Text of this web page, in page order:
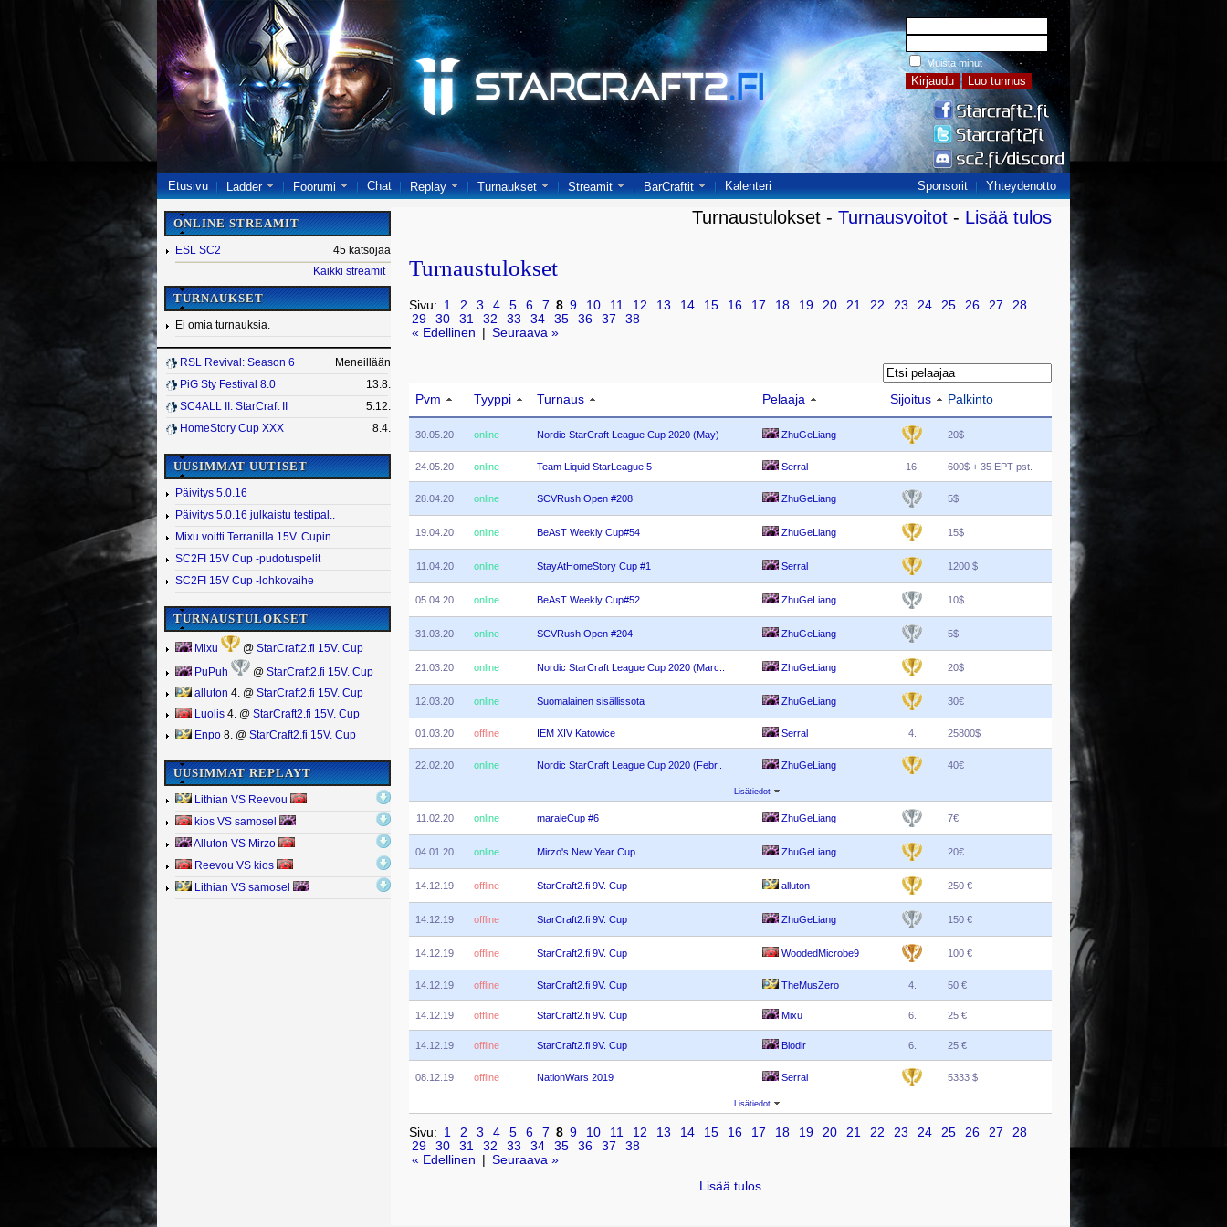
Muista minut
Etusivu Ladder Foorumi Chat Replay Turnaukset Streamit BarCraftit Kalenteri Sponsorit Yhteydenotto
ONLINE STREAMIT
ESL SC2
45 katsojaa
Kaikki streamit
TURNAUKSET
Ei omia turnauksia.
RSL Revival: Season 6
Meneillään
PiG Sty Festival 8.0
13.8.
SC4ALL II: StarCraft II
5.12.
HomeStory Cup XXX
8.4.
UUSIMMAT UUTISET
Päivitys 5.0.16
Päivitys 5.0.16 julkaistu testipal..
Mixu voitti Terranilla 15V. Cupin
SC2FI 15V Cup -pudotuspelit
SC2FI 15V Cup -lohkovaihe
TURNAUSTULOKSET
Mixu @ StarCraft2.fi 15V. Cup
PuPuh @ StarCraft2.fi 15V. Cup
alluton 4. @ StarCraft2.fi 15V. Cup
Luolis 4. @ StarCraft2.fi 15V. Cup
Enpo 8. @ StarCraft2.fi 15V. Cup
UUSIMMAT REPLAYT
Lithian VS Reevou
kios VS samosel
Alluton VS Mirzo
Reevou VS kios
Lithian VS samosel
Turnaustulokset - Turnausvoitot - Lisää tulos
Turnaustulokset
Sivu: 1 2 3 4 5 6 7 8 9 10 11 12 13 14 15 16 17 18 19 20 21 22 23 24 25 26 27
28
29
30 31 32 33 34 35 36 37
38
« Edellinen
Seuraava »
Pvm Tyyppi Turnaus Pelaaja Sijoitus Palkinto
30.05.20 online Nordic StarCraft League Cup 2020 (May) ZhuGeLiang 20$
24.05.20 online Team Liquid StarLeague 5 Serral 16. 600$ + 35 EPT-pst.
28.04.20 online SCVRush Open #208 ZhuGeLiang 5$
19.04.20 online BeAsT Weekly Cup#54 ZhuGeLiang 15$
11.04.20 online StayAtHomeStory Cup #1 Serral 1200 $
05.04.20 online BeAsT Weekly Cup#52 ZhuGeLiang 10$
31.03.20 online SCVRush Open #204 ZhuGeLiang 5$
21.03.20 online Nordic StarCraft League Cup 2020 (Marc.. ZhuGeLiang 20$
12.03.20 online Suomalainen sisällissota ZhuGeLiang 30€
01.03.20 offline IEM XIV Katowice Serral 4. 25800$
22.02.20 online Nordic StarCraft League Cup 2020 (Febr.. ZhuGeLiang 40€
Lisätiedot
11.02.20 online maraleCup #6 ZhuGeLiang 7€
04.01.20 online Mirzo's New Year Cup ZhuGeLiang 20€
14.12.19 offline StarCraft2.fi 9V. Cup alluton 250 €
14.12.19 offline StarCraft2.fi 9V. Cup ZhuGeLiang 150 €
14.12.19 offline StarCraft2.fi 9V. Cup WoodedMicrobe9 100 €
14.12.19 offline StarCraft2.fi 9V. Cup TheMusZero 4. 50 €
14.12.19 offline StarCraft2.fi 9V. Cup Mixu 6. 25 €
14.12.19 offline StarCraft2.fi 9V. Cup Blodir 6. 25 €
08.12.19 offline NationWars 2019 Serral 5333 $
Lisätiedot
Sivu: 1 2 3 4 5 6 7 8 9 10 11 12 13 14 15 16 17 18 19 20 21 22 23 24 25 26 27
28
29
30 31 32 33 34 35 36 37
38
« Edellinen
Seuraava »
Lisää tulos